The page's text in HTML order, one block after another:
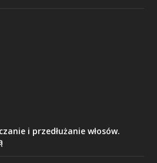
i przedłużanie włosów.